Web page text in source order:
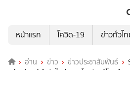
หน้าแรก
โควิด-19 ข่าวทั่วไ
อ่าน ข่าว ข่าวประชาสัมพันธ์
หน้าสร้างผู้นำรุ่นใหม่ เหลาไอเดียแก้โจทย์ธุรกิ